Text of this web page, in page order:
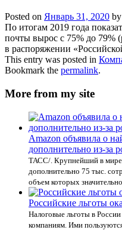
Posted on Январь 31, 2020 by
По итогам 2019 года
почты вырос с 75% до 79%
в распоряжении
This entry was posted in
Bookmark the permalink.
More from my site
Amazon объявила о
дополнительно из-за
ТАСС/. Крупнейший в мире
дополнительно 75 тыс.
объем которых
Российские льготы
Налоговые льготы в
компаниям. Ими